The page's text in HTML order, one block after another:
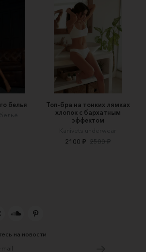
белья
Топ-бра на тонких лямках
хлопок с бархатным
эффектом
Kanivets underwear
2100 ₽ 2500 ₽
на новости